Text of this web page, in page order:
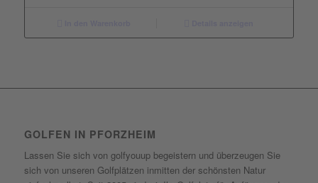
GOLFEN IN PFORZHEIM
Lassen Sie sich von golfyouup begeistern und überzeugen Sie
sich von unseren Golfplätzen inmitten der schönsten Natur